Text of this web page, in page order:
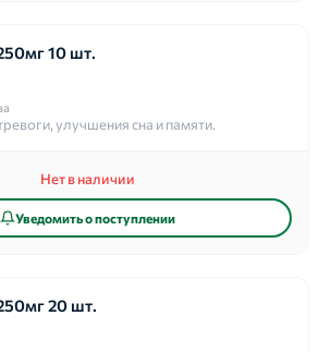
10 шт.
улучшения сна и памяти.
Нет в наличии
Уведомить о поступлении
20 шт.